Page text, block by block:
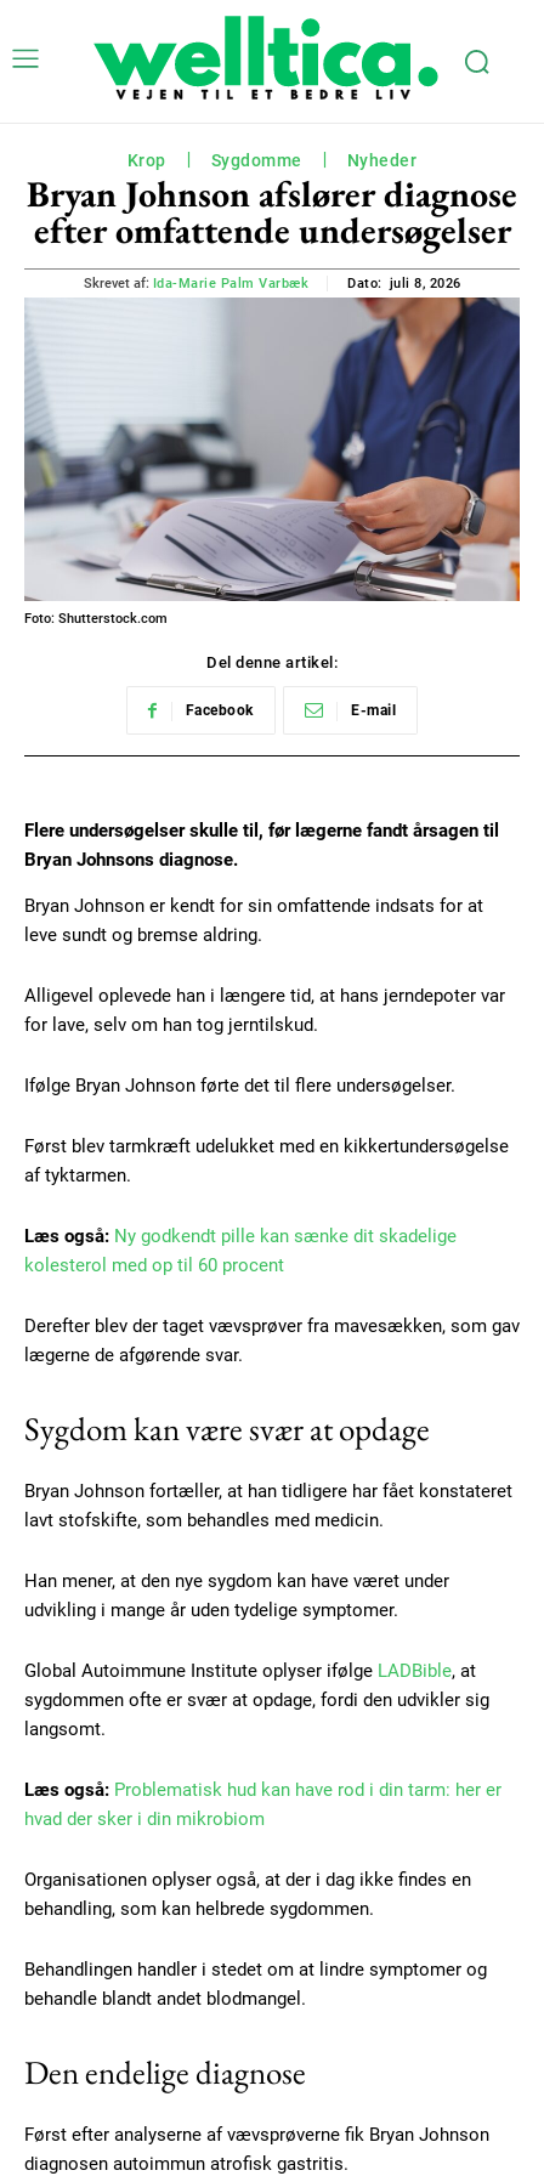
Subscription Plans
Krop Sygdomme Nyheder
Bryan Johnson afslører diagnose
efter omfattende undersøgelser
Skrevet af: Ida-Marie Palm Varbæk Dato: juli 8, 2026
Foto: Shutterstock.com
Del denne artikel:
Facebook E-mail
Flere undersøgelser skulle til, før lægerne fandt årsagen til
Bryan Johnsons diagnose.
Bryan Johnson er kendt for sin omfattende indsats for at
leve sundt og bremse aldring.
Alligevel oplevede han i længere tid, at hans jerndepoter var
for lave, selv om han tog jerntilskud.
Ifølge Bryan Johnson førte det til flere undersøgelser.
Først blev tarmkræft udelukket med en kikkertundersøgelse
af tyktarmen.
Læs også: Ny godkendt pille kan sænke dit skadelige
kolesterol med op til 60 procent
Derefter blev der taget vævsprøver fra mavesækken, som gav
lægerne de afgørende svar.
Sygdom kan være svær at opdage
Bryan Johnson fortæller, at han tidligere har fået konstateret
lavt stofskifte, som behandles med medicin.
Han mener, at den nye sygdom kan have været under
udvikling i mange år uden tydelige symptomer.
Global Autoimmune Institute oplyser ifølge LADBible, at
sygdommen ofte er svær at opdage, fordi den udvikler sig
langsomt.
Læs også: Problematisk hud kan have rod i din tarm: her er
hvad der sker i din mikrobiom
Organisationen oplyser også, at der i dag ikke findes en
behandling, som kan helbrede sygdommen.
Behandlingen handler i stedet om at lindre symptomer og
behandle blandt andet blodmangel.
Den endelige diagnose
Først efter analyserne af vævsprøverne fik Bryan Johnson
diagnosen autoimmun atrofisk gastritis.